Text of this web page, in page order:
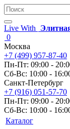
Live With
0
Москва
+7 (499) 957-87-40
Пн-Пт: 09:00 -
Сб-Вс: 10:00 -
Санкт-Петербург
+7 (916) 051-57-70
Пн-Пт: 09:00 -
Сб-Вс: 10:00 -
Каталог